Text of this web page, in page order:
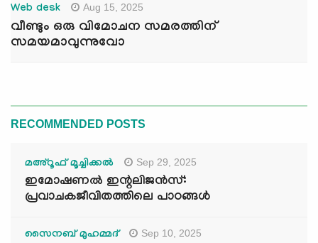
Web desk Aug 15, 2025
വീണ്ടും ഒരു വിമോചന സമരത്തിന്
സമയമാവുന്നുവോ
RECOMMENDED POSTS
മഅ്റൂഫ് മൂച്ചിക്കല്‍ Sep 29, 2025
ഇമോഷണൽ ഇന്റലിജൻസ്:
പ്രവാചകജീവിതത്തിലെ പാഠങ്ങൾ
സൈനബ് മുഹമ്മദ് Sep 10, 2025